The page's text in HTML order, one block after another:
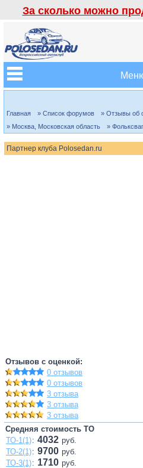
За сколько можно
Главная » Список форумов
» Отзывы об
» Москва, Московская область
»
Партнер клуба Polosedan.ru
Отзывов с оценкой:
0 отзывов
0 отзывов
3 отзыва
3 отзыва
3 отзыва
Средняя стоимость ТО
ТО-1(1): 4032 руб.
ТО-2(1): 9700 руб.
ТО-3(1): 1710 руб.